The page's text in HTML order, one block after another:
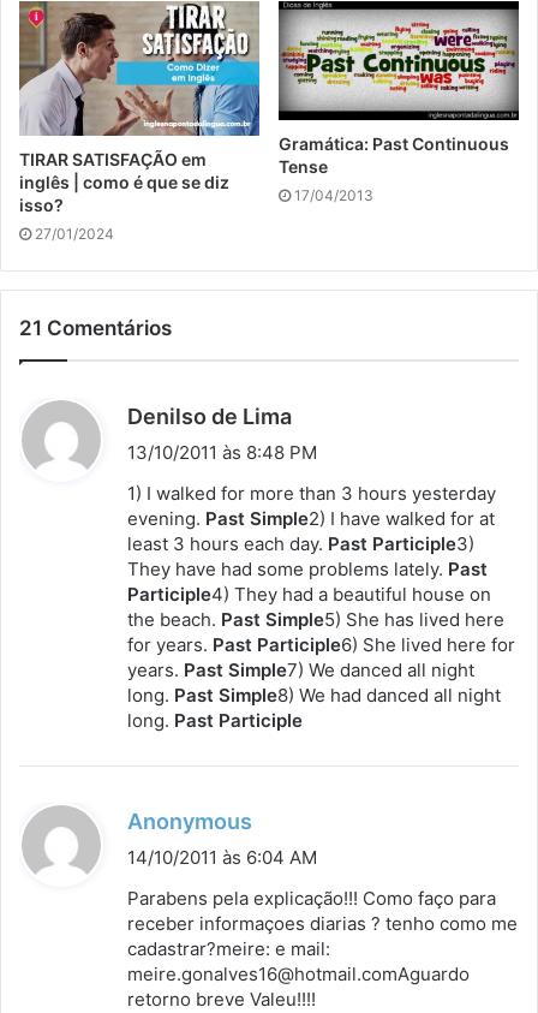
TIRAR SATISFAÇÃO em
inglês | como é que se diz
isso?
27/01/2024
Gramática: Past Continuous
Tense
17/04/2013
21 Comentários
Denilso de Lima
i
s
e
:
13/10/2011 às 8:48 PM
1) I walked for more than 3 hours yesterday
evening. Past Simple2) I have walked for at
least 3 hours each day. Past Participle3)
They have had some problems lately. Past
Participle4) They had a beautiful house on
the beach. Past Simple5) She has lived here
for years. Past Participle6) She lived here for
years. Past Simple7) We danced all night
long. Past Simple8) We had danced all night
long. Past Participle
Anonymous
i
s
e
:
14/10/2011 às 6:04 AM
Parabens pela explicação!!! Como faço para
receber informaçoes diarias ? tenho como me
cadastrar?meire: e mail:
meire.gonalves16@hotmail.comAguardo
retorno breve Valeu!!!!